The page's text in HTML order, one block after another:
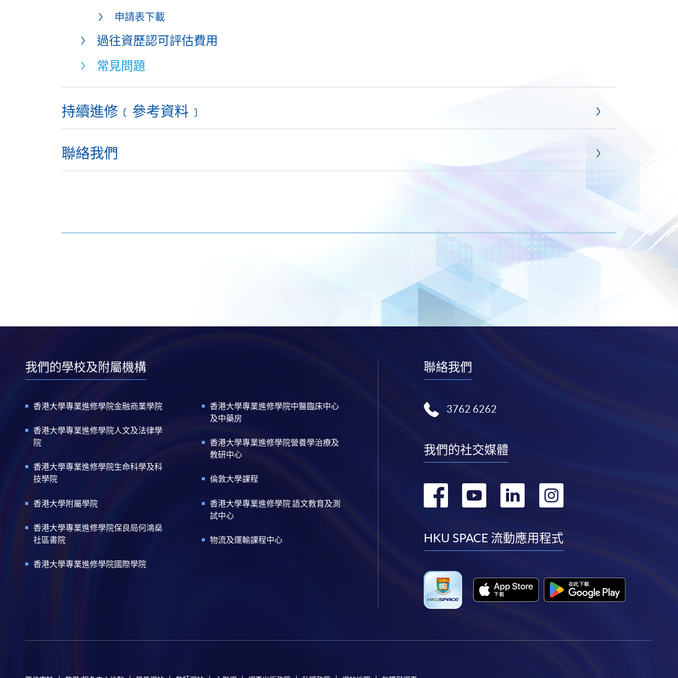
申請表下載
過往資歷認可評估費用
常見問題
持續進修﹝參考資料﹞
聯絡我們
我們的學校及附屬機構
香港大學專業進修學院金融商業學院
香港大學專業進修學院人文及法律學
院
香港大學專業進修學院生命科學及科
技學院
香港大學附屬學院
香港大學專業進修學院保良局何鴻燊
社區書院
香港大學專業進修學院國際學院
香港大學專業進修學院中醫臨床中心
及中藥房
香港大學專業進修學院營養學治療及
教研中心
倫敦大學課程
香港大學專業進修學院 語文教育及測
試中心
物流及運輸課程中心
聯絡我們
3762 6262
我們的社交媒體
轉
facebook
轉
youtube
轉
linkedin
轉
instagram
HKU SPACE 流動應用程式